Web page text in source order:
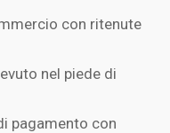
con ritenute
nel piede di
pagamento con